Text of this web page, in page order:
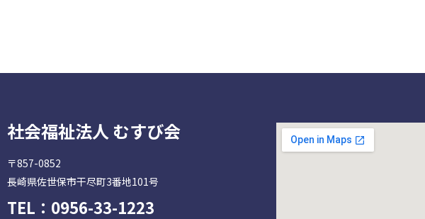
社会福祉法人 むすび会
〒857-0852
長崎県佐世保市干尽町3番地101号
TEL： 0956-33-1223